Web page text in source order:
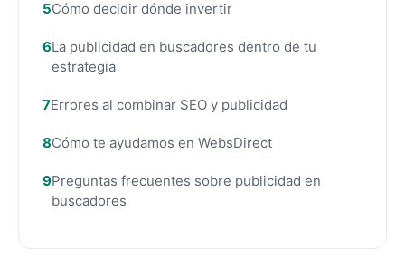
Cómo decidir dónde invertir
La publicidad en buscadores dentro de tu
estrategia
Errores al combinar SEO y publicidad
Cómo te ayudamos en WebsDirect
Preguntas frecuentes sobre publicidad en
buscadores